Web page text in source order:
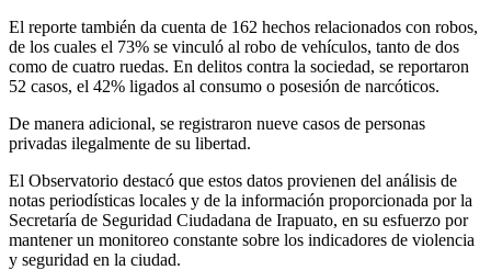
El reporte también da cuenta de 162 hechos relacionados con robos,
de los cuales el 73% se vinculó al robo de vehículos, tanto de dos
como de cuatro ruedas. En delitos contra la sociedad, se reportaron
52 casos, el 42% ligados al consumo o posesión de narcóticos.
De manera adicional, se registraron nueve casos de personas
privadas ilegalmente de su libertad.
El Observatorio destacó que estos datos provienen del análisis de
notas periodísticas locales y de la información proporcionada por la
Secretaría de Seguridad Ciudadana de Irapuato, en su esfuerzo por
mantener un monitoreo constante sobre los indicadores de violencia
y seguridad en la ciudad.